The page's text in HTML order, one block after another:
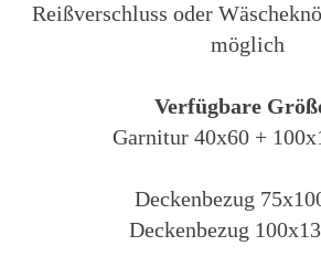
Reißverschluss oder
möglich
Verfügbare
Garnitur 40x60 +
Deckenbezug
Deckenbezug